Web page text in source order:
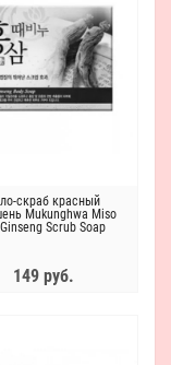
скраб красный
Mukunghwa Miso
Scrub Soap
149 руб.